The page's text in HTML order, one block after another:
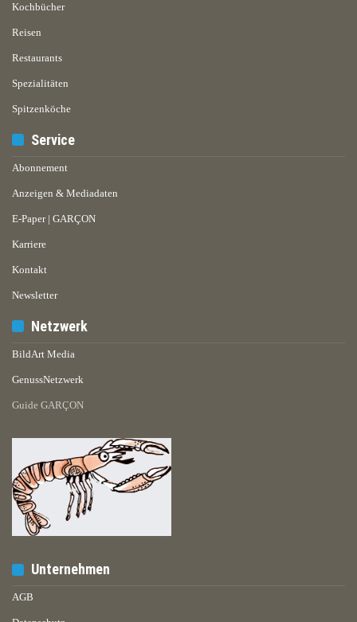
Kochbücher
Reisen
Restaurants
Spezialitäten
Spitzenköche
Service
Abonnement
Anzeigen & Mediadaten
E-Paper | GARÇON
Karriere
Kontakt
Newsletter
Netzwerk
BildArt Media
GenussNetzwerk
Guide GARÇON
Unternehmen
AGB